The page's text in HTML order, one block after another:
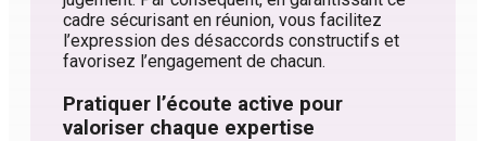
cadre sécurisant en réunion, vous facilitez
l’expression des désaccords constructifs et
favorisez l’engagement de chacun.
Pratiquer l’écoute active pour
valoriser chaque expertise